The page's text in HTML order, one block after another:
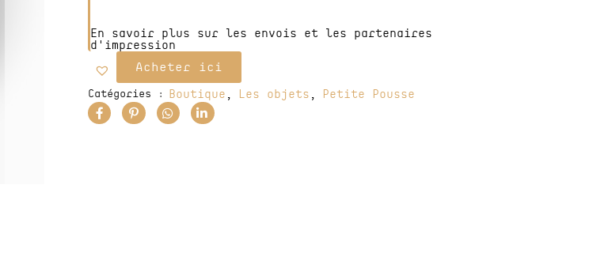
En savoir plus sur les envois et les partenaires
d'impression
Acheter ici
Catégories : Boutique Les objets Petite Pousse